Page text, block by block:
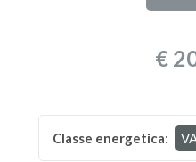
€
Classe energetica:
CONTATTI